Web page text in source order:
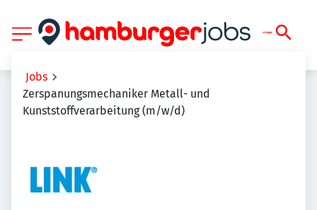
Jobs
Zerspanungsmechaniker Metall- und
Kunststoffverarbeitung (m/w/d)